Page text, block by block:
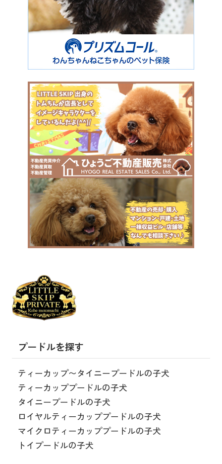
プードルを探す
ティーカップ〜タイニープードルの子犬
ティーカッププードルの子犬
タイニープードルの子犬
ロイヤルティーカッププードルの子犬
マイクロティーカッププードルの子犬
トイプードルの子犬